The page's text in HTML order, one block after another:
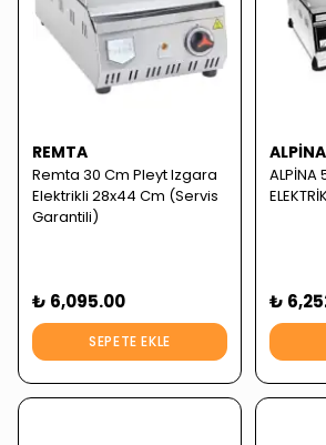
REMTA
Remta 30 Cm Pleyt Izgara
Elektrikli 28x44 Cm (Servis
Garantili)
₺ 6,095.00
SEPETE EKLE
ALPINA
ALPİNA
₺